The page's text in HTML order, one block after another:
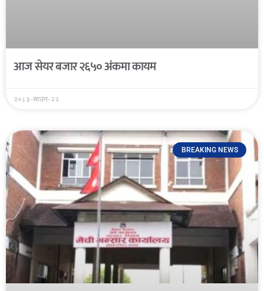
आज सेयर बजार २६५० अंकमा कायम
२०८३-साउन-२२
BREAKING NEWS